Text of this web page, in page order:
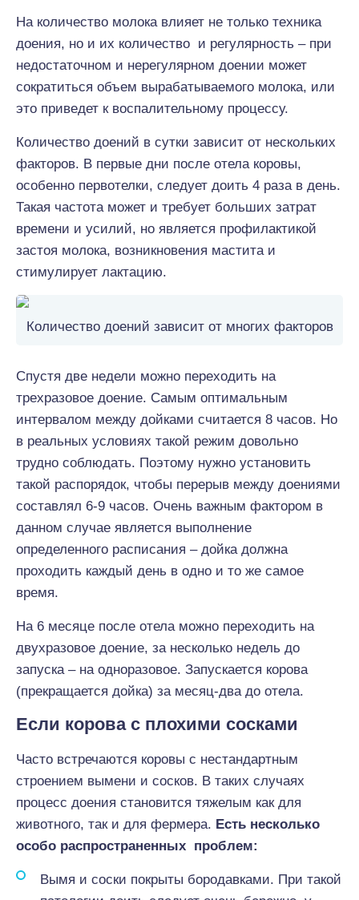
На количество молока влияет не только техника
доения, но и их количество и регулярность – при
недостаточном и нерегулярном доении может
сократиться объем вырабатываемого молока, или
это приведет к воспалительному процессу.
Количество доений в сутки зависит от нескольких
факторов. В первые дни после отела коровы,
особенно первотелки, следует доить 4 раза в день.
Такая частота может и требует больших затрат
времени и усилий, но является профилактикой
застоя молока, возникновения мастита и
стимулирует лактацию.
Количество доений зависит от многих факторов
Спустя две недели можно переходить на
трехразовое доение. Самым оптимальным
интервалом между дойками считается 8 часов. Но
в реальных условиях такой режим довольно
трудно соблюдать. Поэтому нужно установить
такой распорядок, чтобы перерыв между доениями
составлял 6-9 часов. Очень важным фактором в
данном случае является выполнение
определенного расписания – дойка должна
проходить каждый день в одно и то же самое
время.
На 6 месяце после отела можно переходить на
двухразовое доение, за несколько недель до
запуска – на одноразовое. Запускается корова
(прекращается дойка) за месяц-два до отела.
Если корова с плохими сосками
Часто встречаются коровы с нестандартным
строением вымени и сосков. В таких случаях
процесс доения становится тяжелым как для
животного, так и для фермера. Есть несколько
особо распространенных проблем:
Вымя и соски покрыты бородавками. При такой